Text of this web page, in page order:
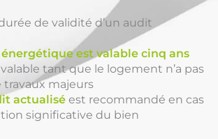
de validité d’un audit
est valable cinq ans
tant que le logement n’a pas
travaux majeurs
actualisé est recommandé en cas
significative du bien